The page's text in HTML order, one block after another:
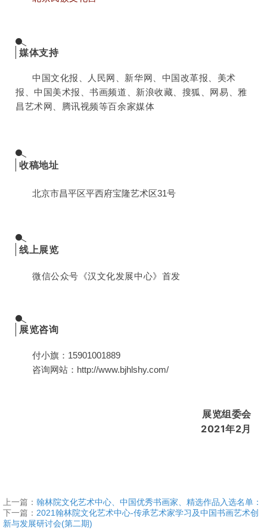
媒体支持
中国文化报、人民网、新华网、中国改革报、美术
报、中国美术报、书画频道、新浪收藏、搜狐、网易、雅
昌艺术网、腾讯视频等百余家媒体
收稿地址
北京市昌平区平西府宝隆艺术区31号
线上展览
微信公众号《汉文化发展中心》首发
展览咨询
付小旗：15901001889
咨询网站：http://www.bjhlshy.com/
展览组委会
2021年2月
上一篇： 翰林院文化艺术中心、中国优秀书画家、精选作品入选名单：
下一篇： 2021翰林院文化艺术中心-传承艺术家学习及中国书画艺术创
新与发展研讨会(第二期)